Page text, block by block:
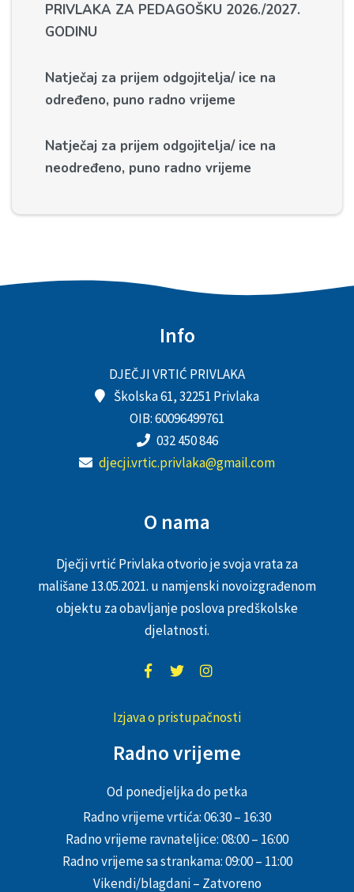
PRIVLAKA ZA PEDAGOŠKU 2026./2027.
GODINU
Natječaj za prijem odgojitelja/ ice na
određeno, puno radno vrijeme
Natječaj za prijem odgojitelja/ ice na
neodređeno, puno radno vrijeme
Info
DJEČJI VRTIĆ PRIVLAKA
Školska 61, 32251 Privlaka
OIB: 60096499761
032 450 846
djecji.vrtic.privlaka@gmail.com
O nama
Dječji vrtić Privlaka otvorio je svoja vrata za
mališane 13.05.2021. u namjenski novoizgrađenom
objektu za obavljanje poslova predškolske
djelatnosti.
Izjava o pristupačnosti
Radno vrijeme
Od ponedjeljka do petka
Radno vrijeme vrtića: 06:30 – 16:30
Radno vrijeme ravnateljice: 08:00 – 16:00
Radno vrijeme sa strankama: 09:00 – 11:00
Vikendi/blagdani – Zatvoreno